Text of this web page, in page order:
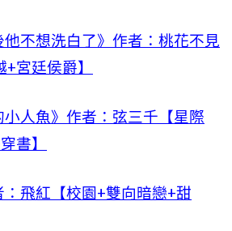
他不想洗白了》作者：桃花不見
+宮廷侯爵】
小人魚》作者：弦三千【星際
書】
：飛紅【校園+雙向暗戀+甜